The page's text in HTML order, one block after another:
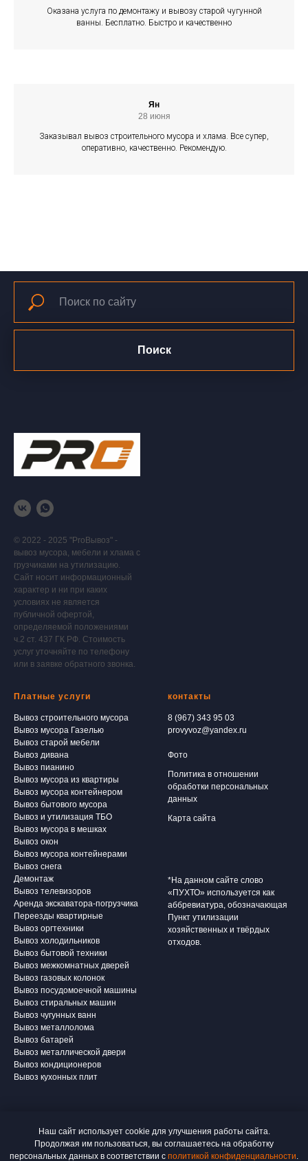
Оказана услуга по демонтажу и вывозу старой чугунной
ванны. Бесплатно. Быстро и качественно
Ян
28 июня
Заказывал вывоз строительного мусора и хлама. Все супер,
оперативно, качественно. Рекомендую.
Поиск
© 2022 - 2025 "ProВывоз" -
вывоз мусора, мебели и хлама с
грузчиками на утилизацию.
Сайт носит информационный
характер и ни при каких
условиях не является
публичной офертой,
определяемой положениями
ч.2 ст. 437 ГК РФ. Стоимость
услуг уточняйте по телефону
или в заявке обратного звонка.
Платные услуги
Вывоз строительного мусора
Вывоз мусора Газелью
Вывоз старой мебели
Вывоз дивана
Вывоз пианино
Вывоз мусора из квартиры
Вывоз мусора контейнером
Вывоз бытового мусора
Вывоз и утилизация ТБО
Вывоз мусора в мешках
Вывоз окон
Вывоз мусора контейнерами
Вывоз снега
Демонтаж
Вывоз телевизоров
Аренда экскаватора-погрузчика
Переезды квартирные
Вывоз оргтехники
Вывоз холодильников
Вывоз бытовой техники
Вывоз межкомнатных дверей
Вывоз газовых колонок
Вывоз посудомоечной машины
Вывоз стиральных машин
Вывоз чугунных ванн
Вывоз металлолома
Вывоз батарей
Вывоз металлической двери
Вывоз кондиционеров
Вывоз кухонных плит
контакты
8 (967) 343 95 03
provyvoz@yandex.ru
Фото
Политика в отношении
обработки персональных
данных
Карта сайта
*На данном сайте слово
«ПУХТО» используется как
аббревиатура, обозначающая
Пункт утилизации
хозяйственных и твёрдых
отходов.
Наш сайт использует cookie для улучшения работы сайта.
Продолжая им пользоваться, вы соглашаетесь на обработку
персональных данных в соответствии с политикой конфиденциальности.